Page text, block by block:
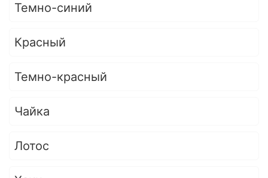
Темно-синий
Красный
Темно-красный
Чайка
Лотос